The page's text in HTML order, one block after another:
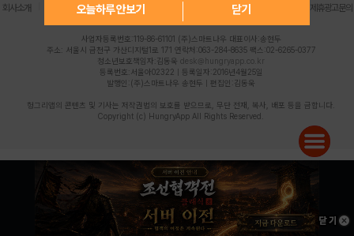
오늘하루 안보기 닫기
회사소개 | 개인정보 처리방침 불법촬영물 신고센터 제휴광고문의
사업자등록번호:119-86-61101 (주)스마트나우 대표이사:송현두
주소: 서울시 금천구 가산디지털1로 171 연락처:063-284-8635 팩스:02-6265-0377
청소년보호책임자:김동욱 desk@hungryapp.co.kr
등록번호:서울아02322 | 등록일자:2016년4월25일
발행인:(주)스마트나우 송현두 | 편집인:김동욱
헝그리앱의 콘텐츠 및 기사는 저작권법의 보호를 받으므로, 무단 전재, 복사, 배포 등을 금합니다.
Copyright (c) HungryApp All Rights Reserved.